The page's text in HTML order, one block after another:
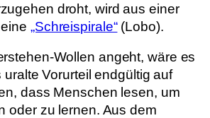
droht, wird aus einer
„Schreispirale“(Lobo).
Wollen angeht, wäre es
uralte Vorurteil endgültig auf
dass Menschen lesen, um
oder zu lernen. Aus dem